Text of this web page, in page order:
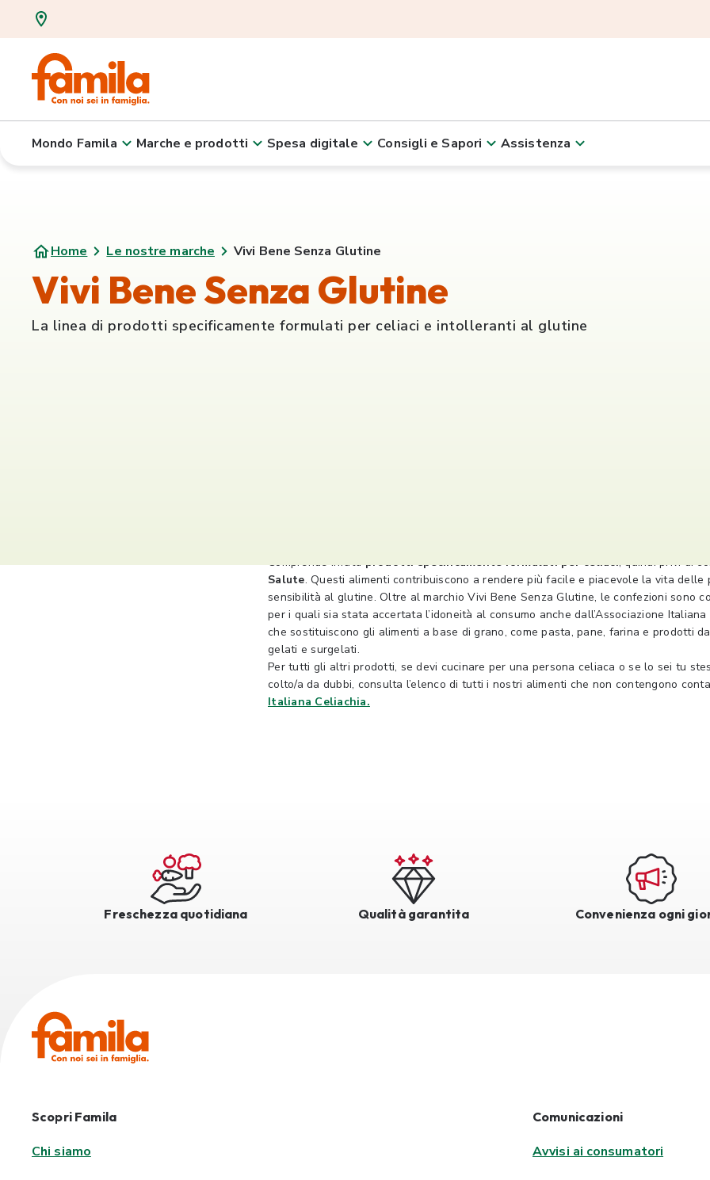
Mondo Famila Marche e prodotti Spesa digitale Consigli e Sapori Assistenza
Home Le nostre marche Vivi Bene Senza Glutine
Vivi Bene Senza Glutine
La linea di prodotti specificamente formulati per celiaci e intolleranti al glutine
Comprende infattiprodotti specificamente formulati per celiaci, quindi privi di
Salute. Questi alimenti contribuiscono a rendere più facile e piacevole la vita delle
sensibilità al glutine. Oltre al marchio Vivi Bene Senza Glutine, le confezioni sono
per i quali sia stata accertata l’idoneità al consumo anche dall’Associazione
che sostituiscono gli alimenti a base di grano, come pasta, pane, farina e prodotti
gelati e surgelati.
Per tutti gli altri prodotti, se devi cucinare per una persona celiaca o se lo sei tu
colto/a da dubbi, consulta l’elenco di tutti i nostri alimenti che non contengono
Italiana Celiachia.
Freschezza quotidiana Qualità garantita Convenienza ogni
Scopri Famila
Chi siamo
Comunicazioni
Avvisi ai consumatori